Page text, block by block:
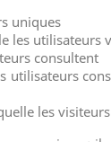
uniques
les utilisateurs
consultent
utilisateurs
les